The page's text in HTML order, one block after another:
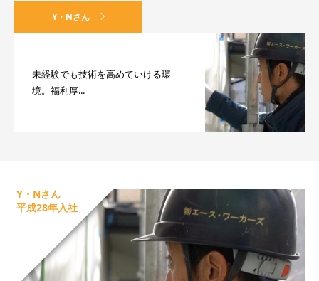
Y・Nさん
未経験でも技術を高めていける環
境。福利厚...
Y・Nさん
平成28年入社